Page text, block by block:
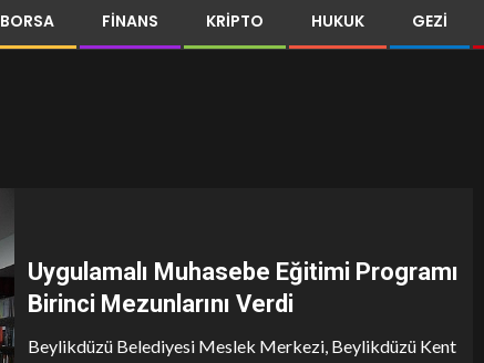
BORSA FINANS KRIPTO HUKUK GEZI
Uygulamalı Muhasebe Eğitimi Programı
Birinci Mezunlarını Verdi
Beylikdüzü Belediyesi Meslek Merkezi, Beylikdüzü Kent